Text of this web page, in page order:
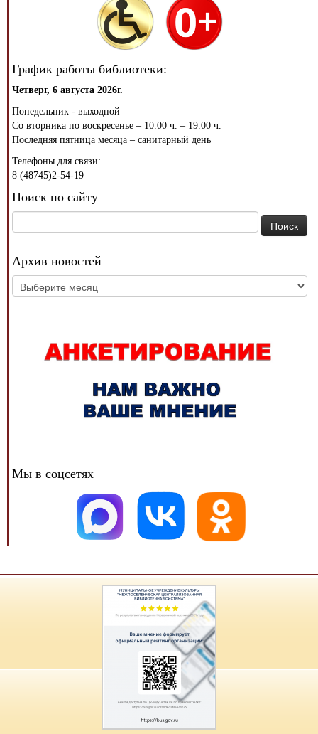
График работы библиотеки:
Четверг, 6 августа 2026г.
Понедельник - выходной
Со вторника по воскресенье – 10.00 ч. – 19.00 ч.
Последняя пятница месяца – санитарный день
Телефоны для связи:
8 (48745)2-54-19
Поиск по сайту
Архив новостей
Архив
новостей
Мы в соцсетях